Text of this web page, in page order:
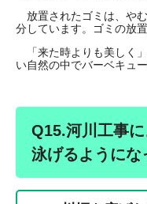
放置されたゴミは、や
分しています。ゴミの放
「来た時よりも美しく
い自然の中でバーベキュ
Q15.河川工事
泳げるようにな